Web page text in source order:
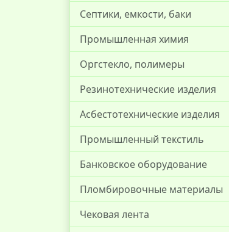
Септики, емкости, баки
Промышленная химия
Оргстекло, полимеры
Резинотехнические изделия
Асбестотехнические изделия
Промышленный текстиль
Банковское оборудование
Пломбировочные материалы
Чековая лента